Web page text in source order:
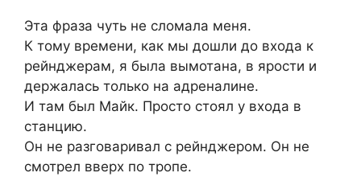
Эта фраза чуть не сломала меня.
К тому времени, как мы дошли до входа к
рейнджерам, я была вымотана, в ярости и
держалась только на адреналине.
И там был Майк. Просто стоял у входа в
станцию.
Он не разговаривал с рейнджером. Он не
смотрел вверх по тропе.